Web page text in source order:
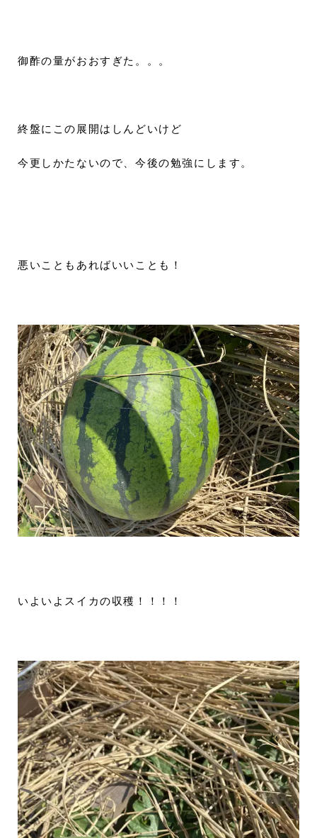
御酢の量がおおすぎた。。。
終盤にこの展開はしんどいけど
今更しかたないので、今後の勉強にします。
悪いこともあればいいことも！
いよいよスイカの収穫！！！！